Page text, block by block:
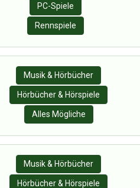
PC-Spiele
Rennspiele
Musik & Hörbücher
Hörbücher & Hörspiele
Alles Mögliche
Musik & Hörbücher
Hörbücher & Hörspiele